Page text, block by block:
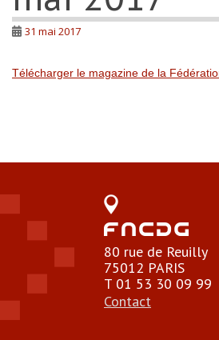
31 mai 2017
Télécharger le magazine de la
80 rue de Reuilly
75012 PARIS
T 01 53 30 09 99
Contact